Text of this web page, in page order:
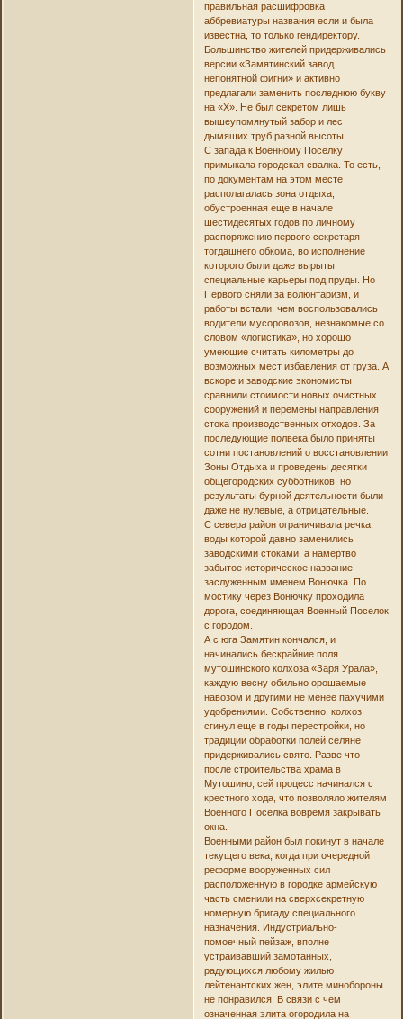
правильная расшифровка
аббревиатуры названия если и была
известна, то только гендиректору.
Большинство жителей придерживались
версии «Замятинский завод
непонятной фигни» и активно
предлагали заменить последнюю букву
на «Х». Не был секретом лишь
вышеупомянутый забор и лес
дымящих труб разной высоты.
С запада к Военному Поселку
примыкала городская свалка. То есть,
по документам на этом месте
располагалась зона отдыха,
обустроенная еще в начале
шестидесятых годов по личному
распоряжению первого секретаря
тогдашнего обкома, во исполнение
которого были даже вырыты
специальные карьеры под пруды. Но
Первого сняли за волюнтаризм, и
работы встали, чем воспользовались
водители мусоровозов, незнакомые со
словом «логистика», но хорошо
умеющие считать километры до
возможных мест избавления от груза. А
вскоре и заводские экономисты
сравнили стоимости новых очистных
сооружений и перемены направления
стока производственных отходов. За
последующие полвека было приняты
сотни постановлений о восстановлении
Зоны Отдыха и проведены десятки
общегородских субботников, но
результаты бурной деятельности были
даже не нулевые, а отрицательные.
С севера район ограничивала речка,
воды которой давно заменились
заводскими стоками, а намертво
забытое историческое название -
заслуженным именем Вонючка. По
мостику через Вонючку проходила
дорога, соединяющая Военный Поселок
с городом.
А с юга Замятин кончался, и
начинались бескрайние поля
мутошинского колхоза «Заря Урала»,
каждую весну обильно орошаемые
навозом и другими не менее пахучими
удобрениями. Собственно, колхоз
сгинул еще в годы перестройки, но
традиции обработки полей селяне
придерживались свято. Разве что
после строительства храма в
Мутошино, сей процесс начинался с
крестного хода, что позволяло жителям
Военного Поселка вовремя закрывать
окна.
Военными район был покинут в начале
текущего века, когда при очередной
реформе вооруженных сил
расположенную в городке армейскую
часть сменили на сверхсекретную
номерную бригаду специального
назначения. Индустриально-
помоечный пейзаж, вполне
устраивавший замотанных,
радующихся любому жилью
лейтенантских жен, элите минобороны
не понравился. В связи с чем
означенная элита огородила на